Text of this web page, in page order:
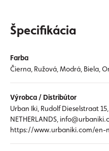
Špecifikácia
Farba
Čierna, Ružová, Modrá, Biela,
Výrobca / Distribútor
Urban Iki, Rudolf Dieselstraat
NETHERLANDS,
https://www.urbaniki.com/en-